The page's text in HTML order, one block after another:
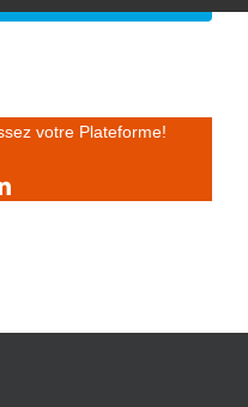
votre Plateforme!
LinkedIn